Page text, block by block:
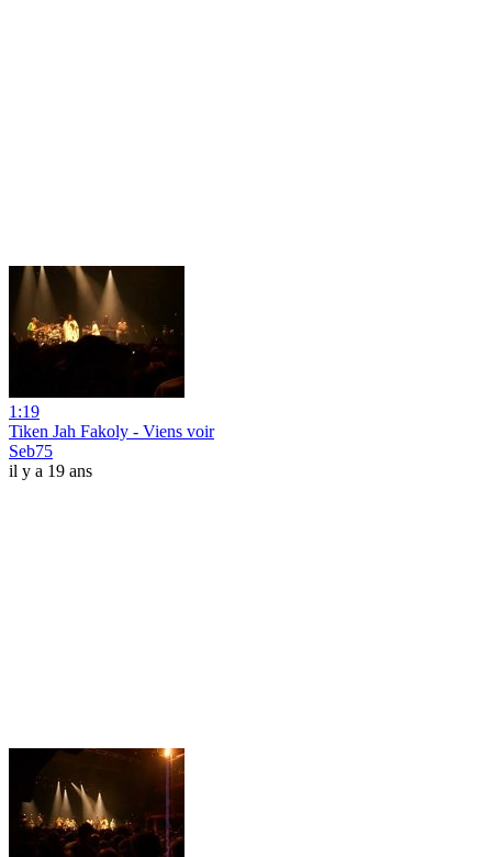
1:19
Tiken Jah Fakoly - Viens voir
Seb75
il y a 19 ans